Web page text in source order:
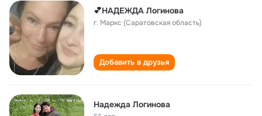
💕НАДЕЖДА Логинова
г. Маркс (Саратовская область)
Добавить в друзья
Надежда Логинова